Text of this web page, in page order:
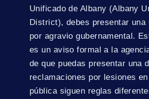
Unificado de Albany (Albany
District), debes presentar una
por agravio gubernamental.
es un aviso formal a la
de que puedas presentar una
reclamaciones por lesiones
pública siguen reglas